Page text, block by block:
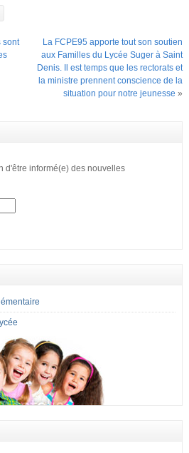
sont
La FCPE95 apporte tout son soutien
aux Familles du Lycée Suger à Saint
Denis. Il est temps que les rectorats et
la ministre prennent conscience de la
situation pour notre jeunesse »
d'être informé(e) des nouvelles